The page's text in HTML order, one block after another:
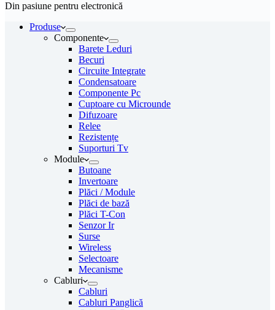
Din pasiune pentru electronică
Produse
Componente
Barete Leduri
Becuri
Circuite Integrate
Condensatoare
Componente Pc
Cuptoare cu Microunde
Difuzoare
Relee
Rezistențe
Suporturi Tv
Module
Butoane
Invertoare
Plăci / Module
Plăci de bază
Plăci T-Con
Senzor Ir
Surse
Wireless
Selectoare
Mecanisme
Cabluri
Cabluri
Cabluri Panglică